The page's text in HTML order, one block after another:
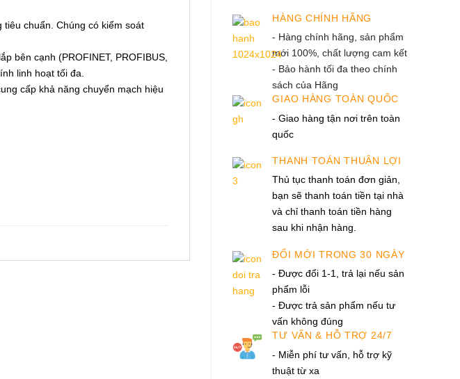
HÀNG CHÍNH HÃNG
- Hàng chính hãng, sản phẩm
mới 100%, chất lượng cam kết
- Bảo hành tối đa theo chính
sách của Hãng
GIAO HÀNG TOÀN QUỐC
- Giao hàng tận nơi trên toàn
quốc
THANH TOÁN THUẬN LỢI
Thủ tục thanh toán đơn giản,
bạn sẽ thanh toán tiền tại nhà
và chỉ thanh toán tiền hàng
sau khi nhận hàng.
ĐỔI MỚI TRONG 30 NGÀY
- Được đổi 1-1, trả lại nếu sản
phẩm lỗi
- Được trả sản phẩm nếu tư
vấn không đúng
TƯ VẤN & HỖ TRỢ 24/7
- Miễn phí tư vấn, hỗ trợ kỹ
thuật từ xa
chuẩn. Chúng có kiểm soát
bên cạnh (PROFINET, PROFIBUS,
linh hoạt tối đa.
cấp khả năng chuyển mạch hiệu